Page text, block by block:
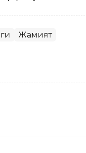
Жамият